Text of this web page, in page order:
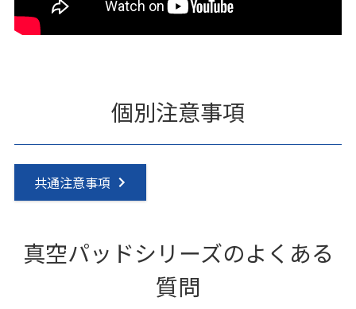
個別注意事項
共通注意事項
真空パッドシリーズのよくある
質問